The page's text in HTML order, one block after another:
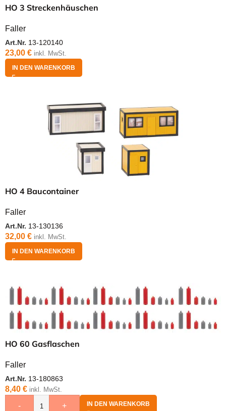
HO 3 Streckenhäuschen
Faller
Art.Nr. 13-120140
23,00 € inkl. MwSt.
IN DEN WARENKORB
HO 4 Baucontainer
Faller
Art.Nr. 13-130136
32,00 € inkl. MwSt.
IN DEN WARENKORB
HO 60 Gasflaschen
Faller
Art.Nr. 13-180863
8,40 € inkl. MwSt.
- + IN DEN WARENKORB